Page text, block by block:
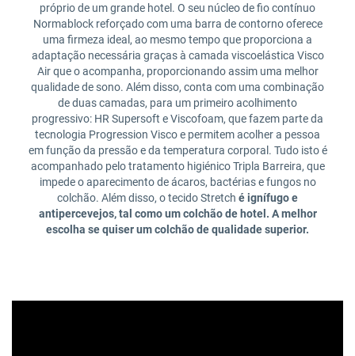
próprio de um grande hotel. O seu núcleo de fio contínuo
Normablock reforçado com uma barra de contorno oferece
uma firmeza ideal, ao mesmo tempo que proporciona a
adaptação necessária graças à camada viscoelástica Visco
Air que o acompanha, proporcionando assim uma melhor
qualidade de sono. Além disso, conta com uma combinação
de duas camadas, para um primeiro acolhimento
progressivo: HR Supersoft e Viscofoam, que fazem parte da
tecnologia Progression Visco e permitem acolher a pessoa
em função da pressão e da temperatura corporal. Tudo isto é
acompanhado pelo tratamento higiénico Tripla Barreira, que
impede o aparecimento de ácaros, bactérias e fungos no
colchão. Além disso, o tecido Stretch é ignífugo e
antipercevejos, tal como um colchão de hotel. A melhor
escolha se quiser um colchão de qualidade superior.